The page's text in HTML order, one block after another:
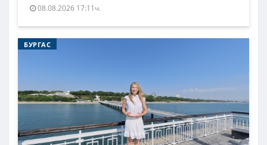
08.08.2026 17:11ч.
БУРГАС